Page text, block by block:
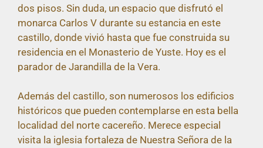
dos pisos. Sin duda, un espacio que disfrutó el
monarca Carlos V durante su estancia en este
castillo, donde vivió hasta que fue construida su
residencia en el Monasterio de Yuste. Hoy es el
parador de Jarandilla de la Vera.
Además del castillo, son numerosos los edificios
históricos que pueden contemplarse en esta bella
localidad del norte cacereño. Merece especial
visita la iglesia fortaleza de Nuestra Señora de la